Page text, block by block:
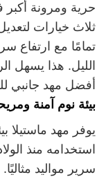
حرية ومرونة أكبر
ثلاث خيارات
تمامًا مع ارتفاع
الليل. هذا يسهل
أفضل مهد جانبي
بيئة نوم آمنة
يوفر مهد ماستيلا
سرير مواليد